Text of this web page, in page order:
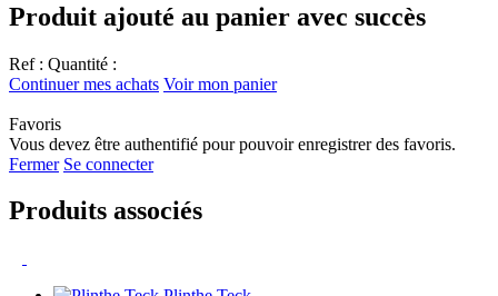
Produit ajouté au panier avec succès
Ref : Quantité :
Continuer mes achats Voir mon panier
Favoris
Vous devez être authentifié pour pouvoir enregistrer des favoris.
Fermer Se connecter
Produits associés